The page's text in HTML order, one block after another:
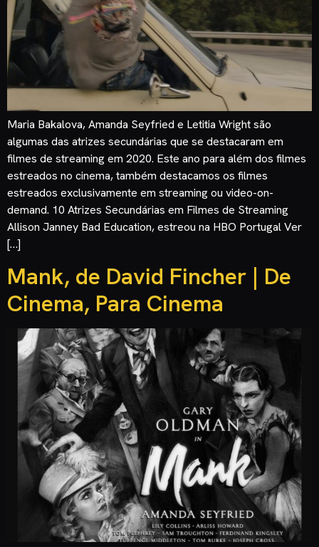
Maria Bakalova, Amanda Seyfried e Letitia Wright são
algumas das atrizes secundárias que se destacaram em
filmes de streaming em 2020. Este ano para além dos filmes
estreados no cinema, também destacamos os filmes
estreados exclusivamente em streaming ou video-on-
demand. 10 Atrizes Secundárias em Filmes de Streaming
Allison Janney Bad Education, estreou na HBO Portugal Ver
[…]
Mank, de David Fincher | De
Cinema, Para Cinema